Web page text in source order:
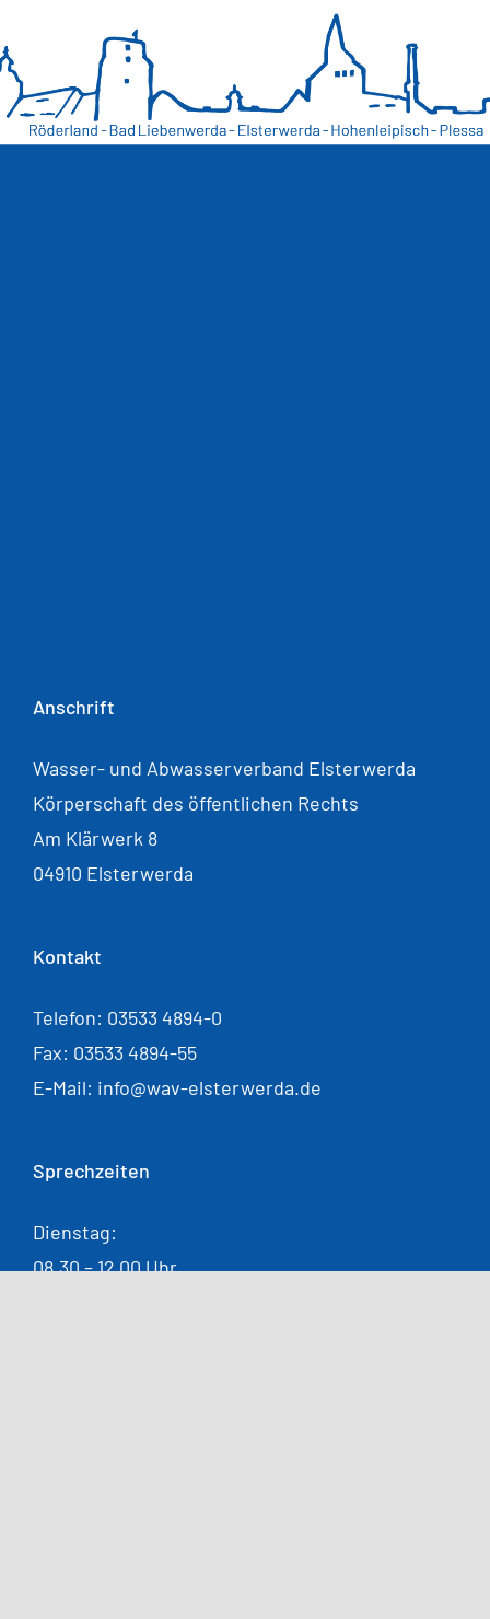
Anschrift
Wasser- und Abwasserverband Elsterwerda
Körperschaft des öffentlichen Rechts
Am Klärwerk 8
04910 Elsterwerda
Kontakt
Telefon: 03533 4894-0
Fax: 03533 4894-55
E-Mail: info@wav-elsterwerda.de
Sprechzeiten
Dienstag:
08.30 – 12.00 Uhr